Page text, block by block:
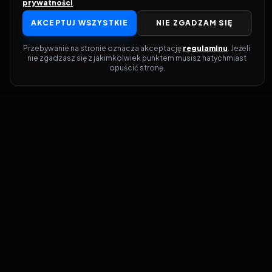
prywatności.
AKCEPTUJ WSZYSTKIE NIE ZGADZAM SIĘ
Przebywanie na stronie oznacza akceptację regulaminu. Jeżeli
nie zgadzasz się z jakimkolwiek punktem musisz natychmiast
opuścić stronę.